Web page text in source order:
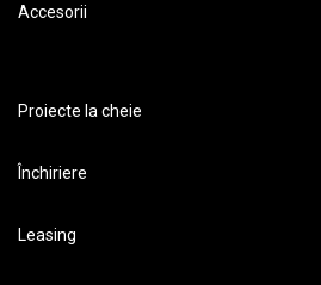
Accesorii
Proiecte la cheie
Închiriere
Leasing